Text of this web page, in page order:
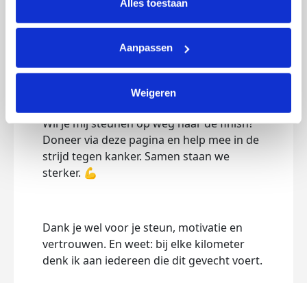
Alles toestaan
Aanpassen
Weigeren
behandelingen en hoop voor patiënten en
brengt ons een stap dichter bij een wereld
waarin kanker minder levens verwoest.
Wil je mij steunen op weg naar de finish?
Doneer via deze pagina en help mee in de
strijd tegen kanker. Samen staan we
sterker. 💪
Dank je wel voor je steun, motivatie en
vertrouwen. En weet: bij elke kilometer
denk ik aan iedereen die dit gevecht voert.